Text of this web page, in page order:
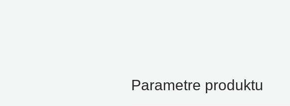
Parametre produktu